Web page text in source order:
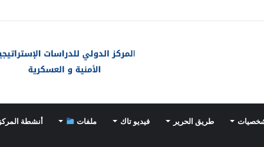
طريق الحرير فيديو تاك ملفات أنشطة المركز